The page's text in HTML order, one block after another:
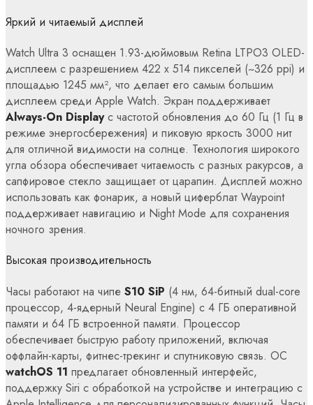
Яркий и читаемый дисплей
Watch Ultra 3 оснащен 1.93-дюймовым Retina LTPO3 OLED-
дисплеем с разрешением 422 x 514 пикселей (~326 ppi) и
площадью 1245 мм², что делает его самым большим
дисплеем среди Apple Watch. Экран поддерживает
Always-On Displayс частотой обновления до 60 Гц (1 Гц в
режиме энергосбережения) и пиковую яркость 3000 нит
для отличной видимости на солнце. Технология широкого
угла обзора обеспечивает читаемость с разных ракурсов, а
сапфировое стекло защищает от царапин. Дисплей можно
использовать как фонарик, а новый циферблат Waypoint
поддерживает навигацию и Night Mode для сохранения
ночного зрения.
Высокая производительность
Часы работают на чипе S10 SiP (4 нм, 64-битный dual-core
процессор, 4-ядерный Neural Engine) с 4 ГБ оперативной
памяти и 64 ГБ встроенной памяти. Процессор
обеспечивает быструю работу приложений, включая
оффлайн-карты, фитнес-трекинг и спутниковую связь. ОС
watchOS 11 предлагает обновленный интерфейс,
поддержку Siri с обработкой на устройстве и интеграцию с